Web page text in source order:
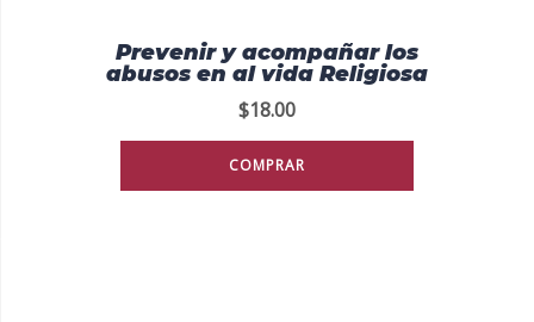
Prevenir y acompañar los
abusos en al vida Religiosa
$18.00
COMPRAR